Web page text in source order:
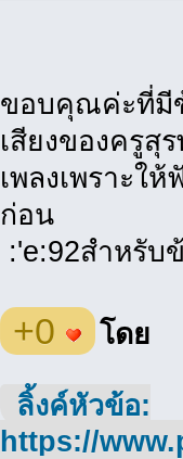
ขอบคุณค่ะที่มี
เสียงของครูสุ
เพลงเพราะใ
ก่อน
:'e:92สำหรับ
+0 โดย
ลิ้งค์หัวข้อ:
https://